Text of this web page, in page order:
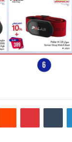
لينكدإن بينتيريست